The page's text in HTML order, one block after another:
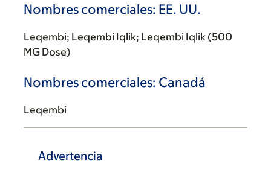
Nombres comerciales: EE. UU.
Leqembi; Leqembi Iqlik; Leqembi Iqlik (500
MG Dose)
Nombres comerciales: Canadá
Leqembi
Advertencia